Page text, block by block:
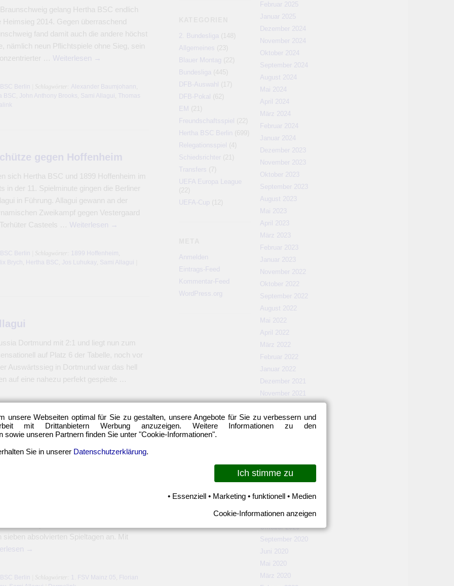
gelang Hertha BSC endlich
2014. Gegen überraschend
fand damit auch die andere höchst
nämlich neun Pflichtspiele ohne Sieg, sein
… Weiterlesen →
Berlin | Schlagwörter: Alexander Baumjohann
BSC John Anthony Brooks Sami Allagui
Thomas
gegen Hoffenheim
sich Hertha BSC und 1899 Hoffenheim im
in der 11. Spielminute gingen die Berliner
in Führung. Allagui gewann an der
Zweikampf gegen Vestergaard
Casteels … Weiterlesen →
Berlin | Schlagwörter: 1899 Hoffenheim
Brych Hertha BSC Jos Luhukay Sami Allagui
Dortmund mit 2:1 und liegt nun zum
auf Platz 6 der Tabelle, noch vor
Auswärtssieg in Dortmund war das hell
auf eine nahezu perfekt gespielte …
Berlin| Schlagwörter: Adrian Ramos,Borussia
Peter Gagelmann,Sami Allagui|Permalink
absolvierten Spieltagen an. Mit
→
Berlin | Schlagwörter: 1. FSV Mainz 05, Florian
2. Bundesliga (148)
Allgemeines (23)
Blauer Montag (22)
Bundesliga (445)
DFB-Auswahl
(17)
DFB-Pokal (62)
EM
(21)
Freundschaftsspiel
(22)
Hertha BSC Berlin
(699)
Relegationsspiel
(4)
Schiedsrichter(21)
Transfers (7)
UEFA Europa League
(22)
UEFA-Cup
(12)
Anmelden
Eintrags-Feed
Kommentar-Feed
WordPress.org
Februar 2025
Januar 2025
Dezember 2024
November 2024
Oktober 2024
September 2024
August 2024
Mai 2024
April 2024
März 2024
Februar 2024
Januar 2024
Dezember 2023
November 2023
Oktober 2023
September 2023
August 2023
Mai 2023
April 2023
März 2023
Februar 2023
Januar 2023
November 2022
Oktober 2022
September 2022
August 2022
Mai 2022
April 2022
März 2022
Februar 2022
Januar 2022
Dezember 2021
November 2021
September 2021
August 2021
März 2021
Februar 2021
November 2020
Oktober 2020
September 2020
Juni 2020
Mai 2020
März 2020
unsere Webseiten optimal für Sie zu gestalten, unsere Angebote für Sie zu verbessern und
mit Drittanbietern Werbung anzuzeigen. Weitere Informationen zu den
sowie unseren Partnern finden Sie unter "Cookie-Informationen".
Sie in unserer Datenschutzerklärung.
Ich stimme zu
• Essenziell • Marketing • funktionell • Medien
Cookie-Informationen anzeigen